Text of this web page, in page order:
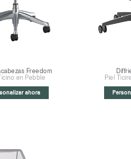
Freedom
en Pebble
ahora
Piel